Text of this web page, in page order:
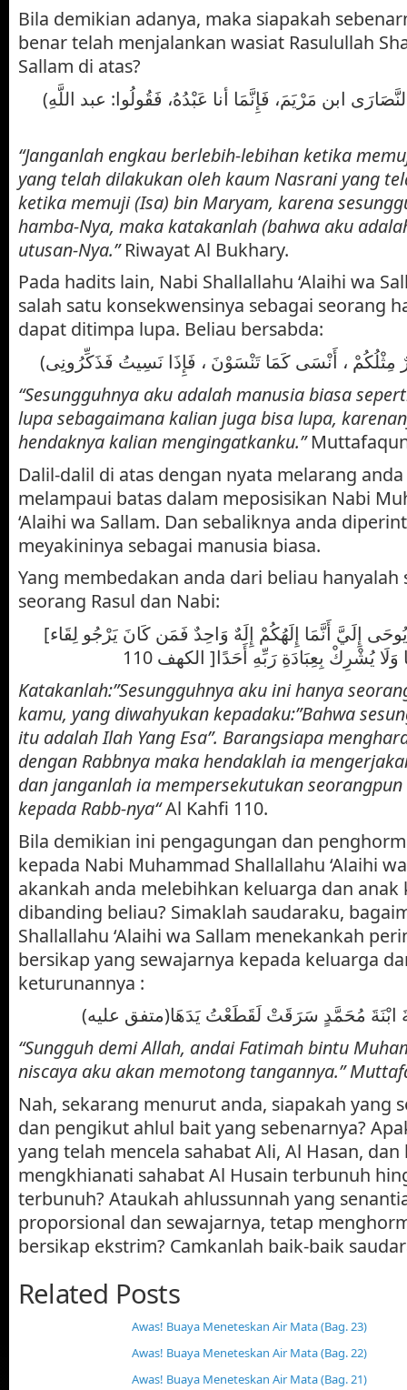
Bila demikian adanya, maka siapakah
benar telah menjalankan wasiat Rasulullah
Sallam di atas?
(لاَ تُطرُونِي كما أَطرَت النَّصَارَى ابن مَرْيَمَ، فَإِنَّمَا أنا عَبْدُهُ، فَقُولُوا: عبد اللَّهِ
“Janganlah engkau berlebih-lebihan ketika
yang telah dilakukan oleh kaum Nasrani yang
ketika memuji (Isa) bin Maryam, karena
hamba-Nya, maka katakanlah (bahwa aku
utusan-Nya.”Riwayat Al Bukhary.
Pada hadits lain, Nabi Shallallahu ‘Alaihi wa
salah satu konsekwensinya sebagai seorang
dapat ditimpa lupa. Beliau bersabda:
“Sesungguhnya aku adalah manusia biasa
lupa sebagaimana kalian juga bisa lupa,
hendaknya kalian mengingatkanku.”
Dalil-dalil di atas dengan nyata melarang
melampaui batas dalam meposisikan Nabi
‘Alaihi wa Sallam. Dan sebaliknya anda
meyakininya sebagai manusia biasa.
Yang membedakan anda dari beliau hanyalah
seorang Rasul dan Nabi:
[قُلْ إِنَّمَا أَنَا بَشَرٌ مِّثْلُكُمْ يُوحَى إِلَيَّ أَنَّمَا إِلَهُكُمْ إِلَهٌ وَاحِدٌ فَمَن كَانَ يَرْجُو لِقَاء
يُشْرِكْ بِعِبَادَةِ رَبِّهِ أَحَدًا[ الكهف 110
Katakanlah:”Sesungguhnya aku ini hanya
kamu, yang diwahyukan kepadaku:”Bahwa
itu adalah Ilah Yang Esa”. Barangsiapa
dengan Rabbnya maka hendaklah ia
dan janganlah ia mempersekutukan
kepada Rabb-nya“Al Kahfi 110.
Bila demikian ini pengagungan dan
kepada Nabi Muhammad Shallallahu ‘Alaihi
akankah anda melebihkan keluarga dan
dibanding beliau? Simaklah saudaraku,
Shallallahu ‘Alaihi wa Sallam menekankah
bersikap yang sewajarnya kepada keluarga
keturunannya :
ابْنَةَ مُحَمَّدٍ سَرَقَتْ لَقَطَعْتُ يَدَهَا(متفق عليه
“Sungguh demi Allah, andai Fatimah bintu
niscaya aku akan memotong tangannya.”
Nah, sekarang menurut anda, siapakah yang
dan pengikut ahlul bait yang sebenarnya?
yang telah mencela sahabat Ali, Al Hasan, dan
mengkhianati sahabat Al Husain terbunuh
terbunuh? Ataukah ahlussunnah yang
proporsional dan sewajarnya, tetap
bersikap ekstrim? Camkanlah baik-baik
Related Posts
Awas! Buaya Meneteskan Air Mata (Bag. 23)
Awas! Buaya Meneteskan Air Mata (Bag. 22)
Awas! Buaya Meneteskan Air Mata (Bag. 21)